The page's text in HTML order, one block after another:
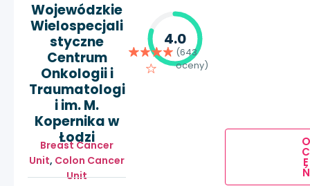
Wojewódzkie
Wielospecjali
styczne
Centrum
Onkologii i
Traumatologi
i im. M.
Kopernika w
Łodzi
Breast Cancer
Unit, Colon Cancer
Unit
4.0
(643
oceny)
O
C
E
Ń